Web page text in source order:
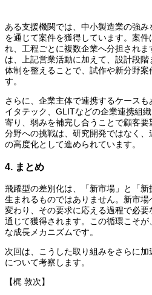
ある支援機関では、中小製造業の強
を通じて案件を獲得しています。案
れ、工程ごとに複数企業へ分担され
は、上記営業活動に加えて、設計段
体制を整えることで、試作や新分野案
す。
さらに、企業主体で連携するケースも
イタテック、GLITなどの企業連携組
寄り、弱みを補完し合うことで顧客
分野への挑戦は、研究開発ではなく
の高度化として進められています。
4. まとめ
飛躍型の差別化は、「新市場」と「
生まれるものではありません。新市
変わり、その要求に応える過程で必
通じて獲得されます。この循環こそ
な成長メカニズムです。
次回は、こうした取り組みをさらに
について考察します。
【梶 敦次】